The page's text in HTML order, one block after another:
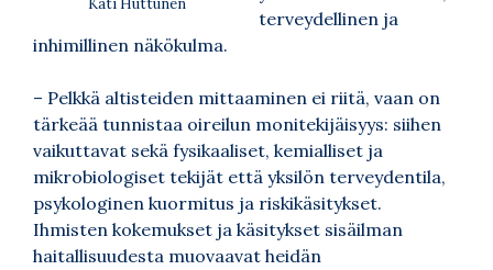
Kati Huttunen
terveydellinen ja
inhimillinen näkökulma.
– Pelkkä altisteiden mittaaminen ei riitä, vaan on
tärkeää tunnistaa oireilun monitekijäisyys: siihen
vaikuttavat sekä fysikaaliset, kemialliset ja
mikrobiologiset tekijät että yksilön terveydentila,
psykologinen kuormitus ja riskikäsitykset.
Ihmisten kokemukset ja käsitykset sisäilman
haitallisuudesta muovaavat heidän